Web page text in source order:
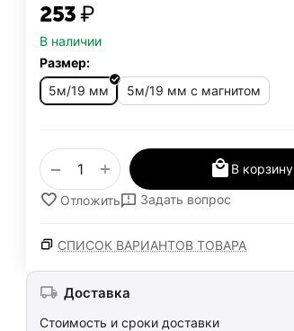
‍253‍₽
В наличии
Размер:
5м/19 мм
5м/19 мм с магнитом
+
− В корзину
Отложить Задать вопрос
СПИСОК ВАРИАНТОВ ТОВАРА
Доставка
Стоимость и сроки доставки